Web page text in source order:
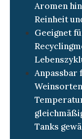
Aromen
Reinheit
Geeignet
Anpassbar
Tanks